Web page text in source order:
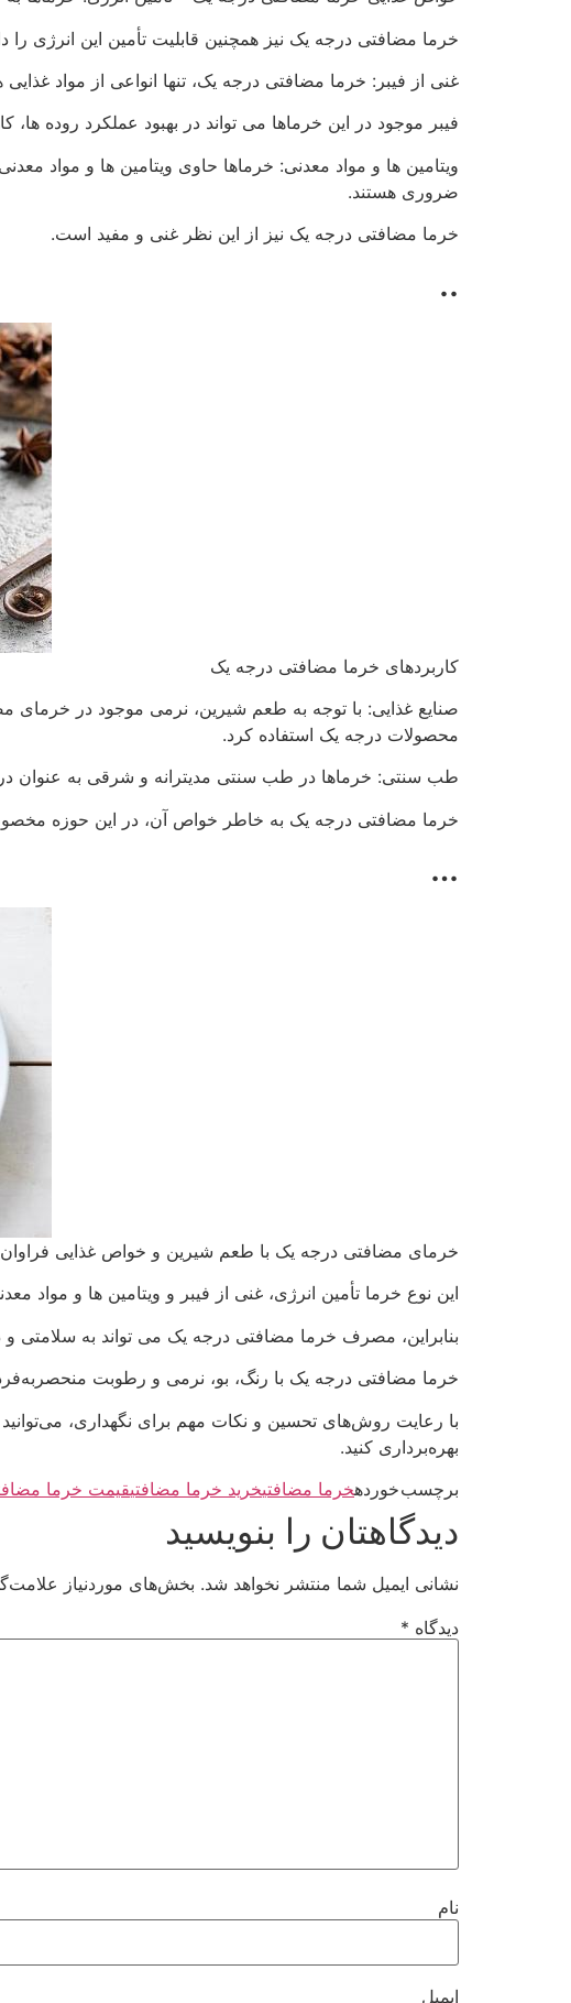
خرما مضافتی درجه یک نیز همچنین قابلیت تأمین این انرژی را
غنی از فیبر: خرما مضافتی درجه یک، تنها انواعی از مواد
فیبر موجود در این خرماها می تواند در بهبود عملکرد روده
ضروری هستند.
خرما مضافتی درجه یک نیز از این نظر غنی و مفید است.
..
کاربردهای خرما مضافتی درجه یک
صنایع غذایی: با توجه به طعم شیرین، نرمی موجود در خرمای
محصولات درجه یک استفاده کرد.
طب سنتی: خرماها در طب سنتی مدیترانه و شرقی به عنوان
خرما مضافتی درجه یک به خاطر خواص آن، در این حوزه
…
خرمای مضافتی درجه یک با طعم شیرین و خواص غذایی
این نوع خرما تأمین انرژی، غنی از فیبر و ویتامین ها و مواد
بنابراین، مصرف خرما مضافتی درجه یک می تواند به سلامتی و
خرما مضافتی درجه یک با رنگ، بو، نرمی و رطوبت
با رعایت روش‌های تحسین و نکات مهم برای نگهداری،
بهره‌برداری کنید.
برچسب خوردهخرما مضافتیخرید خرما مضافتیقیمت خرما
دیدگاهتان را بنویسید
نشانی ایمیل شما منتشر نخواهد شد. بخش‌های موردنیاز
دیدگاه *
نام
ایمیل